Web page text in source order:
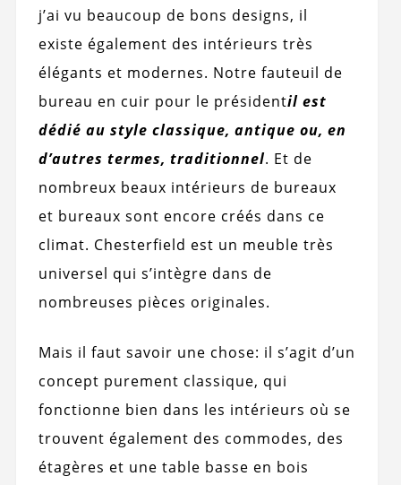
j’ai vu beaucoup de bons designs, il
existe également des intérieurs très
élégants et modernes. Notre fauteuil de
bureau en cuir pour le présidentil est
dédié au style classique, antique ou, en
d’autres termes, traditionnel. Et de
nombreux beaux intérieurs de bureaux
et bureaux sont encore créés dans ce
climat. Chesterfield est un meuble très
universel qui s’intègre dans de
nombreuses pièces originales.
Mais il faut savoir une chose: il s’agit d’un
concept purement classique, qui
fonctionne bien dans les intérieurs où se
trouvent également des commodes, des
étagères et une table basse en bois